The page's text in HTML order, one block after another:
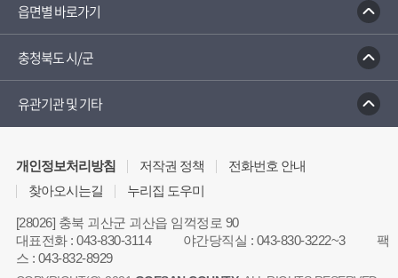
읍면별 바로가기
충청북도 시/군
유관기관 및 기타
개인정보처리방침 저작권 정책
전화번호 안내
찾아오시는길
누리집 도우미
[28026] 충북 괴산군 괴산읍 임꺽정로 90
대표전화:043-830-3114 야간당직실 : 043-830-3222~3
팩
스 : 043-832-8929